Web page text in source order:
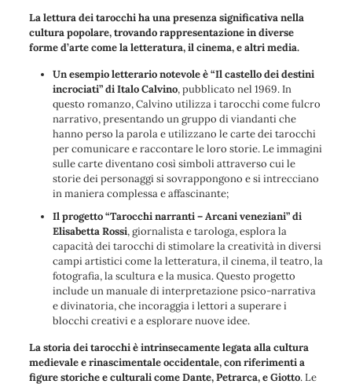
La lettura dei tarocchi ha una presenza significativa nella
cultura popolare, trovando rappresentazione in diverse
forme d’arte come la letteratura, il cinema, e altri media.
Un esempio letterario notevole è “Il castello dei destini
incrociati” di Italo Calvino, pubblicato nel 1969. In
questo romanzo, Calvino utilizza i tarocchi come fulcro
narrativo, presentando un gruppo di viandanti che
hanno perso la parola e utilizzano le carte dei tarocchi
per comunicare e raccontare le loro storie. Le immagini
sulle carte diventano così simboli attraverso cui le
storie dei personaggi si sovrappongono e si intrecciano
in maniera complessa e affascinante;
Il progetto “Tarocchi narranti – Arcani veneziani” di
Elisabetta Rossi, giornalista e tarologa, esplora la
capacità dei tarocchi di stimolare la creatività in diversi
campi artistici come la letteratura, il cinema, il teatro, la
fotografia, la scultura e la musica. Questo progetto
include un manuale di interpretazione psico-narrativa
e divinatoria, che incoraggia i lettori a superare i
blocchi creativi e a esplorare nuove idee.
La storia dei tarocchi è intrinsecamente legata alla cultura
medievale e rinascimentale occidentale, con riferimenti a
figure storiche e culturali come Dante, Petrarca, e Giotto. Le